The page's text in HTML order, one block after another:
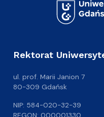
Rektorat
ul. prof. Marii Janion 7
80-309 Gdańsk
NIP: 584-020-32-39